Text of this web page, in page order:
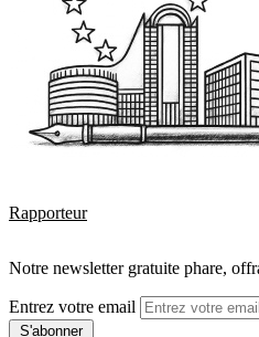
Rapporteur
Notre newsletter gratuite phare,
Entrez votre email
S'abonner